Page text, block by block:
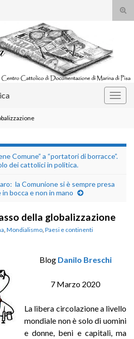
il
Comune” a “portatori di borracce”.
dei cattolici in politica.
la Comunione si è sempre presa
bocca e non in mano
della globalizzazione
Mondialismo Paesi e continenti
Blog Danilo Breschi
7 Marzo 2020
La libera circolazione a livello
mondiale non è solo di uomini
e donne, beni e capitali, ma